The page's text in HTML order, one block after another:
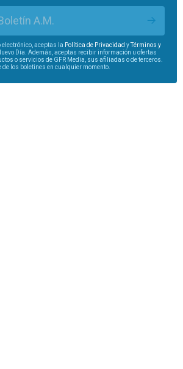
A.M.
electrónico, aceptas la Política de Privacidad yTérminos y
Día. Además, aceptas recibir información u ofertas
o servicios de GFR Media, sus afiliadas o de terceros.
los boletines en cualquier momento.